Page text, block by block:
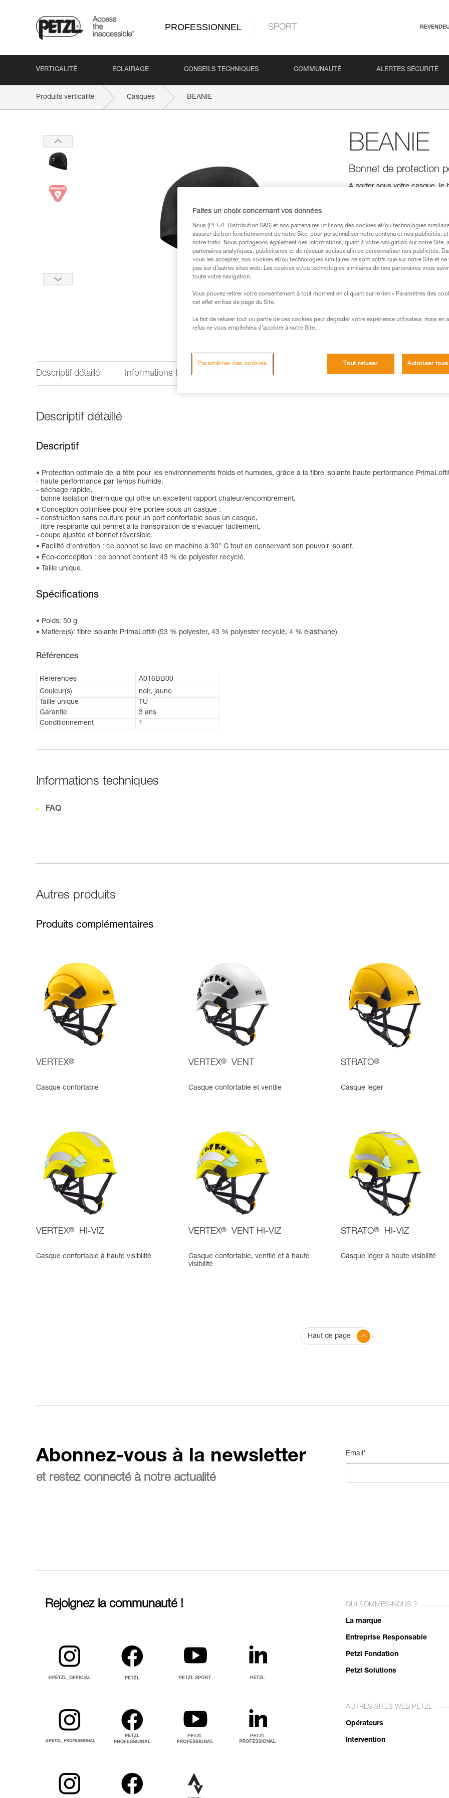
PROFESSIONNEL SPORT
VERTICALITÉ ECLAIRAGE CONSEILS TECHNIQUES COMMUNAUTÉ ALERTES SÉCURITÉ
Produits verticalité Casques BEANIE
BEANIE
Bonnet de protection
À porter sous votre casque, le
Trouvez un revendeur
Descriptif détaillé Informations techniques Autres produits
Descriptif détaillé
Descriptif
Protection optimale de la tête pour les environnements froids et humides, grâce à la fibre isolante haute performance
- haute performance par temps humide,
- séchage rapide,
- bonne isolation thermique qui offre un excellent rapport chaleur/encombrement.
Conception optimisée pour être portée sous un casque :
- construction sans couture pour un port confortable sous un casque,
- fibre respirante qui permet à la transpiration de s'évacuer facilement,
- coupe ajustée et bonnet réversible.
Facilité d'entretien : ce bonnet se lave en machine à 30° C tout en conservant son pouvoir isolant.
Éco-conception : ce bonnet contient 43 % de polyester recyclé.
Taille unique.
Spécifications
Poids: 50 g
Matière(s): fibre isolante PrimaLoft® (53 % polyester, 43 % polyester recyclé, 4 % élasthane)
Références
Références
A016BB00
Couleur(s)
noir, jaune
Taille unique
TU
Garantie
3 ans
Conditionnement
1
Informations techniques
FAQ
Autres produits
Produits complémentaires
VERTEX®
Casque confortable
VERTEX® VENT
Casque confortable et ventilé
STRATO®
Casque léger
VERTEX® HI-VIZ
Casque confortable à haute visibilité
VERTEX® VENT HI-VIZ
Casque confortable, ventilé et à haute
visibilité
STRATO® HI-VIZ
Casque léger à haute visibilité
Haut de page
Abonnez-vous à la newsletter
et restez connecté à notre actualité
Email*
Rejoignez la communauté ! QUI SOMMES-NOUS ?
La marque
Entreprise Responsable
Petzl Fondation
Petzl Solutions
AUTRES SITES WEB PETZL
Opérateurs
Intervention
Faites un choix concernant vos données
Nous (PETZL Distribution SAS) et nos partenaires utilisons des cookies et/ou technologies
assurer du bon fonctionnement de notre Site, pour personnaliser notre contenu et nos publicités,
notre trafic. Nous partageons également des informations, quant à votre navigation sur notre Site,
partenaires analytiques, publicitaires et de réseaux sociaux afin de personnaliser nos publicités.
vous les acceptez, nos cookies et/ou technologies similaires ne sont actifs que sur notre Site et ne
pas sur d’autres sites web. Les cookies et/ou technologies similaires de nos partenaires vous
toute votre navigation.
Vous pouvez retirer votre consentement à tout moment en cliquant sur le lien « Paramètres des
cet effet en bas de page du Site.
Le fait de refuser tout ou partie de ces cookies peut dégrader votre expérience utilisateur, mais en
refus ne vous empêchera d’accéder à notre Site.
Tout refuser Autoriser
Paramètres des cookies